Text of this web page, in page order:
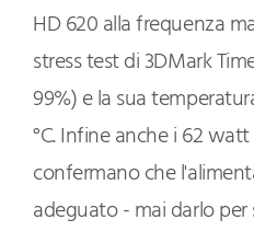
HD 620 alla frequenza
stress test di 3DMark
99%) e la sua
°C. Infine anche i 62
confermano che
adeguato - mai darlo